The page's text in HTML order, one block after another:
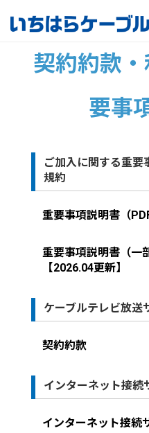
CATVサービス
あいチャンスマートTVのご
あいチャンテレビひかりサ
多チャンネルパックサービ
コミュニティチャンネル
セットトップボックス（
料金のご案内
番組ナビ・電子番組表
インターネット
あいチャンネットひかりご
CATVインターネットご案
あいチャンワイヤレスご案
電話サービス
ケーブルプラス電話
ひかりdeトークS
ひかりdeトークF
その他サービス
AI防犯カメラサービス
マイページ
スマートWi-Fiサービス
リモートサポートサービス
訪問サポートサービス案内
セキュリティZサービス案内
トビラフォンサービス案内
あいチャンモバイル by
LIBMOサービス案内
SkyLink SPOTサービス案内
お客様サポート
契約約款
要事
ご加入に関する重要
規約
重要事項説明書（
重要事項説明書（一
【2026.04更新】
ケーブルテレビ放送
契約約款
インターネット接続
インターネット接続